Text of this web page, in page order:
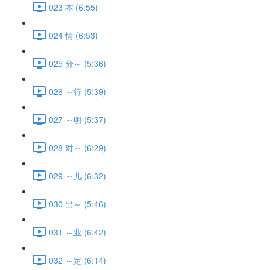
023 本 (6:55)
024 情 (6:53)
025 分～ (5:36)
026 ～行 (5:39)
027 ～明 (5:37)
028 对～ (6:29)
029 ～儿 (6:32)
030 出～ (5:46)
031 ～业 (6:42)
032 ～定 (6:14)